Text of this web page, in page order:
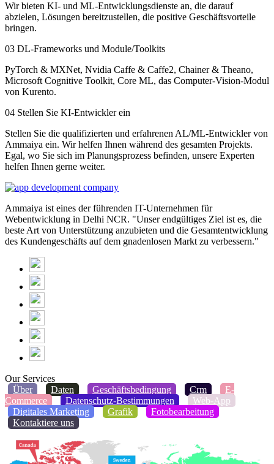
Wir bieten KI- und ML-Entwicklungsdienste an, die darauf
abzielen, Lösungen bereitzustellen, die positive Geschäftsvorteile
bringen.
03 DL-Frameworks und Module/Toolkits
PyTorch & MXNet, Nvidia Caffe & Caffe2, Chainer & Theano,
Microsoft Cognitive Toolkit, Core ML, das Computer-Vision-Modul
von Kurento.
04 Stellen Sie KI-Entwickler ein
Stellen Sie die qualifizierten und erfahrenen AL/ML-Entwickler von
Ammaiya ein. Wir helfen Ihnen während des gesamten Projekts.
Egal, wo Sie sich im Planungsprozess befinden, unsere Experten
helfen Ihnen gerne weiter.
Ammaiya ist eines der führenden IT-Unternehmen für
Webentwicklung in Delhi NCR. "Unser endgültiges Ziel ist es, die
beste Art von Unterstützung anzubieten und die Gesamtentwicklung
des Kundengeschäfts auf dem gnadenlosen Markt zu verbessern."
Our Services
Über
Daten Geschäftsbedingung Crm
E-
Commerce
Datenschutz-Bestimmungen
Web-App
Digitales Marketing
Grafik
Fotobearbeitung
Kontaktiere uns